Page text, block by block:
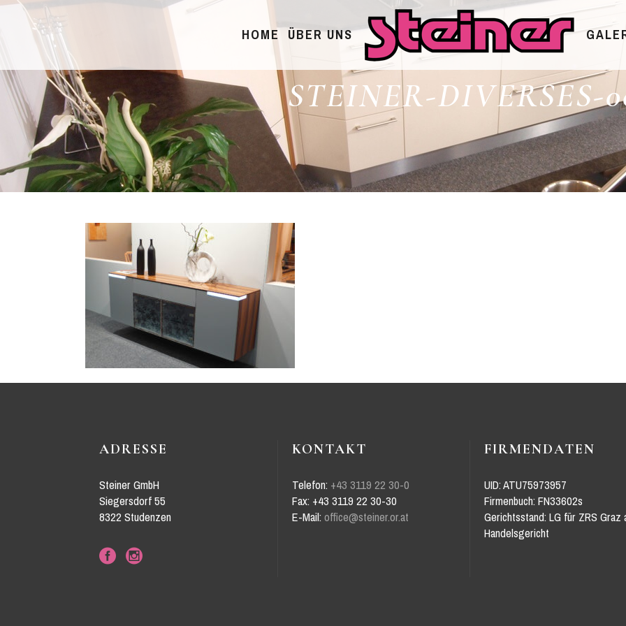
HOME ÜBER UNS
STEINER-DIVERSES-
ADRESSE
Steiner GmbH
Siegersdorf 55
8322 Studenzen
KONTAKT
Telefon:+43 3119 22 30-0
Fax: +43 3119 22 30-30
E-Mail:office@steiner.or.at
FIRMENDATEN
UID: ATU75973957
Firmenbuch: FN33602s
Gerichtsstand: LG für ZRS Graz
Handelsgericht